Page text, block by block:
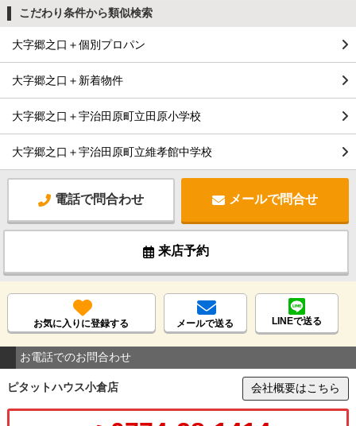
こだわり条件から類似検索
大字郷之口＋個別プロパン
大字郷之口＋新着物件
大字郷之口＋宇治田原町立田原小学校
大字郷之口＋宇治田原町立維孝館中学校
電話で問合わせ メールで問合せ
来店予約
お気に入りに登録する メールで送る LINEで送る
お電話でのお問合わせ
ピタットハウス小倉店 会社概要はこちら